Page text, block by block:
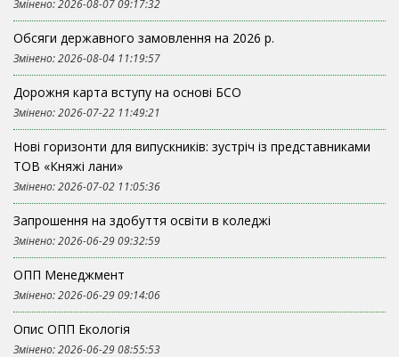
Змінено: 2026-08-07 09:17:32
Обсяги державного замовлення на 2026 р.
Змінено: 2026-08-04 11:19:57
Дорожня карта вступу на основі БСО
Змінено: 2026-07-22 11:49:21
Нові горизонти для випускників: зустріч із представниками
ТОВ «Княжі лани»
Змінено: 2026-07-02 11:05:36
Запрошення на здобуття освіти в коледжі
Змінено: 2026-06-29 09:32:59
ОПП Менеджмент
Змінено: 2026-06-29 09:14:06
Опис ОПП Екологія
Змінено: 2026-06-29 08:55:53